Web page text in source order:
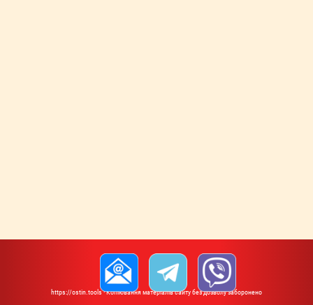
https://ostin.tools · Копіювання матеріалів сайту без дозволу заборонено